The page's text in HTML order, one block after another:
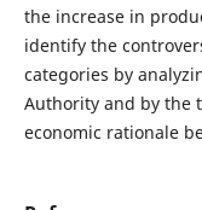
the increase in
identify the
categories by
Authority and by the
economic rationale